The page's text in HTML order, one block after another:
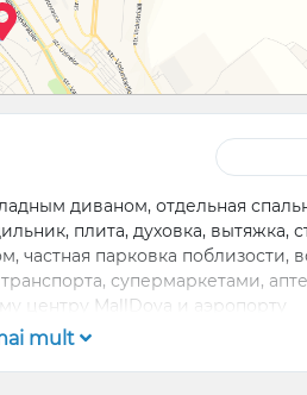
диваном, отдельная
плита, духовка, вытяжка,
парковка поблизости,
супермаркетами,
центру MallDova и аэропорту
mult